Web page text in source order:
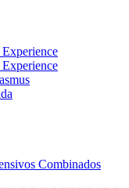
Combinados